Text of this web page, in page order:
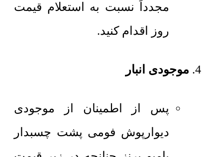
مجدداً نسبت به استعلام قیمت
روز اقدام کنید.
موجودی انبار
پس از اطمینان از موجودی
دیوارپوش فومی پشت چسبدار